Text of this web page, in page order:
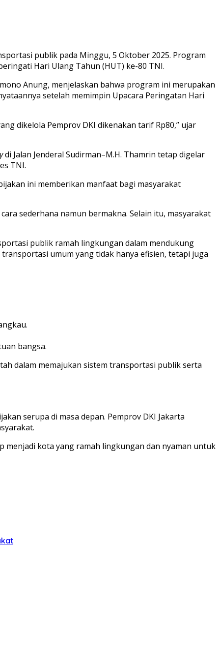
publik pada Minggu, 5 Oktober 2025. Program
Hari Ulang Tahun (HUT) ke-80 TNI.
Anung, menjelaskan bahwa program ini merupakan
setelah memimpin Upacara Peringatan Hari
dikelola Pemprov DKI dikenakan tarif Rp80,” ujar
di Jalan Jenderal Sudirman–M.H. Thamrin tetap digelar
TNI.
ini memberikan manfaat bagi masyarakat
sederhana namun bermakna. Selain itu, masyarakat
publik ramah lingkungan dalam mendukung
umum yang tidak hanya efisien, tetapi juga
bangsa.
dalam memajukan sistem transportasi publik serta
serupa di masa depan. Pemprov DKI Jakarta
kota yang ramah lingkungan dan nyaman untuk